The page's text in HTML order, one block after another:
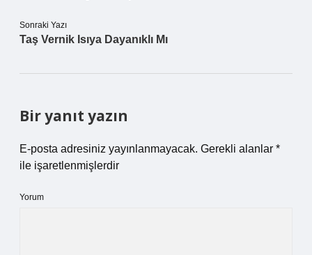
Sonraki Yazı
Taş Vernik Isıya Dayanıklı Mı
Bir yanıt yazın
E-posta adresiniz yayınlanmayacak. Gerekli alanlar *
ile işaretlenmişlerdir
Yorum